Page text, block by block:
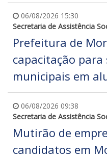
06/08/2026 15:30
Secretaria de Assistência
Prefeitura de
capacitação para
municipais em
06/08/2026 09:38
Secretaria de Assistência
Mutirão de
candidatos em